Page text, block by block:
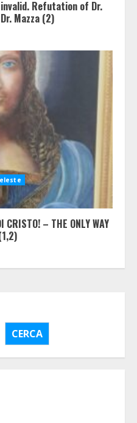
Refutation of Dr.
Mazza (2)
CRISTO! – THE ONLY WAY
CERCA